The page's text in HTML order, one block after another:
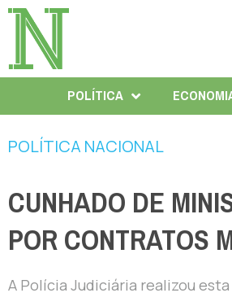
POLÍTICA
POLÍTICA NACIONAL
CUNHADO DE
POR CONTRATOS
A Polícia Judiciária realizou